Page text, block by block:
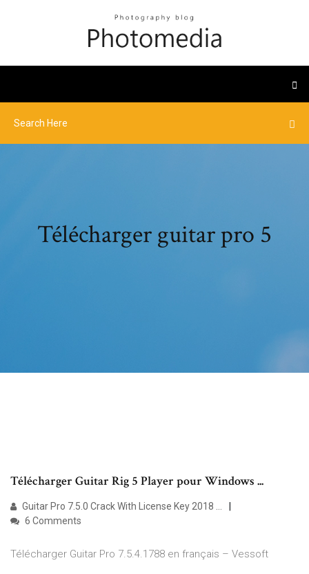
Télécharger guitar pro 5
Télécharger Guitar Rig 5 Player pour Windows ...
Guitar Pro 7.5.0 Crack With License Key 2018 …
6 Comments
Télécharger Guitar Pro 7.5.4.1788 en français – Vessoft